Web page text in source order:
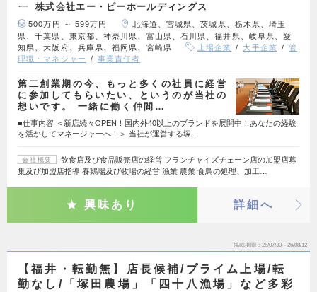
株式会社エー・ピーホールディングス
500万円 ～ 599万円
北海道、宮城県、茨城県、栃木県、埼玉
県、千葉県、東京都、神奈川県、富山県、石川県、福井県、岐阜県、愛
知県、大阪府、兵庫県、福岡県、宮崎県
上場企業 大手企業
管
理職・マネジャー
事業責任者
第二創業期の今、もっと多くの社員に経営
に参加してもらいたい、というのが当社の
想いです。 一緒に働く仲間…
■仕事内容 ＜新店続々OPEN！国内外40以上のブランドを展開中！あなたの経験
を活かしてマネージャーへ！＞ 当社が運営する塚…
会社概要
飲食店及び食品販売店の経営 フランチャイズチェーン店の加盟店募
集及び加盟店指導 養鶏場及び牧場の経営 漁業 農業 食鳥の処理、加工…
興味あり 詳細へ
掲載期間 26/07/30～26/08/12
【福井・転勤無】店長候補/プライム上場/転
勤なし/「塚田農場」「四十八漁場」など多彩